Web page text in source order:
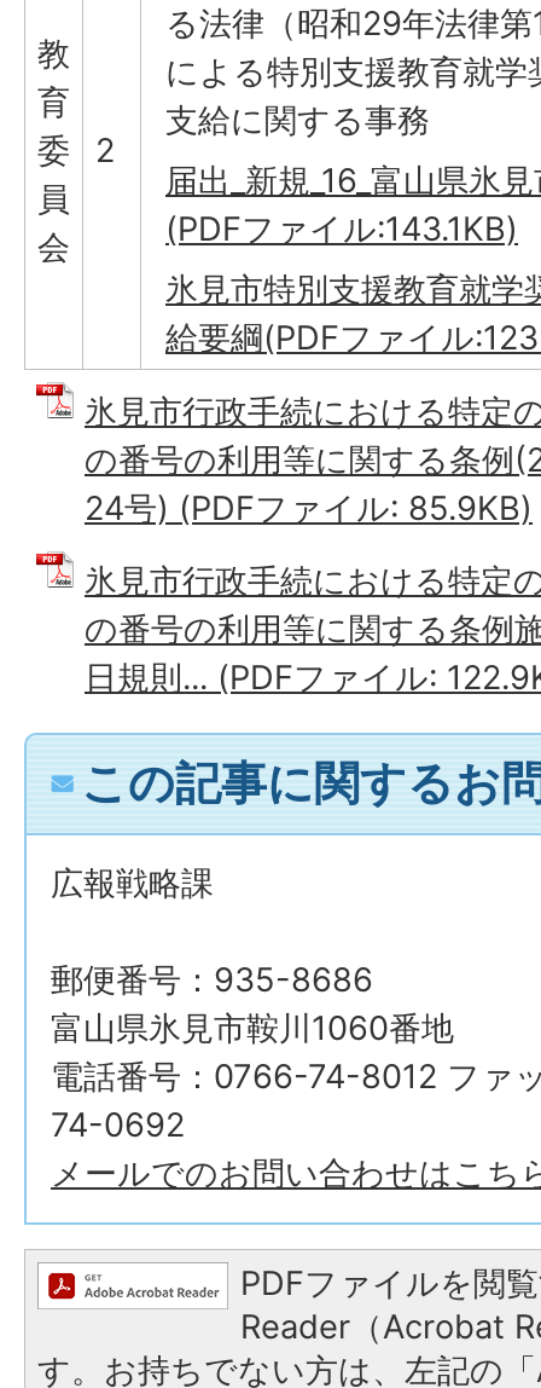
教
育
委
員
会
2
る法律（昭和29年法律
による特別支援教育就学
支給に関する事務
届出_新規_16_富山県氷
(PDFファイル:143.1KB)
氷見市特別支援教育就学
給要綱(PDFファイル
氷見市行政手続における特定
の番号の利用等に関する条例
24号) (PDFファイル: 85.9KB)
氷見市行政手続における特定
の番号の利用等に関する条例
日規則... (PDFファイル:
この記事に関するお
広報戦略課
郵便番号：935-8686
富山県氷見市鞍川1060番地
電話番号：0766-74-8012 ファ
74-0692
メールでのお問い合わせはこち
PDFファイルを閲
Reader（Acrobat
す。お持ちでない方は、左記の